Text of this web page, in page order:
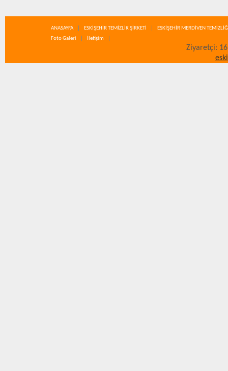
ANASAYFA ESKİŞEHİR TEMİZLİK ŞİRKETİ
ESKİŞEHİR MERDİVEN
Foto Galeri
İletişim
Ziyaretçi: